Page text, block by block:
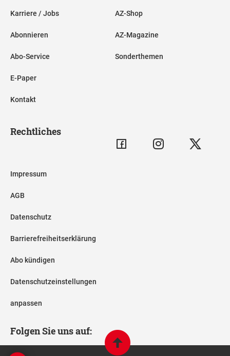
Karriere / Jobs
Abonnieren
Abo-Service
E-Paper
Kontakt
AZ-Shop
AZ-Magazine
Sonderthemen
Rechtliches
Impressum
AGB
Datenschutz
Barrierefreiheitserklärung
Abo kündigen
Datenschutzeinstellungen
anpassen
Folgen Sie uns auf: